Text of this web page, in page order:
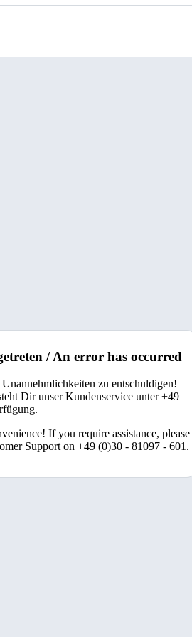
/ An error has occurred
zu entschuldigen!
Dir unser Kundenservice unter +49
If you require assistance, please
Support on +49 (0)30 - 81097 - 601.